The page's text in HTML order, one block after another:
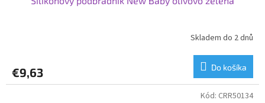
Skladem do 2 dnů
€9,63 Do košíka
Kód: CRR50134